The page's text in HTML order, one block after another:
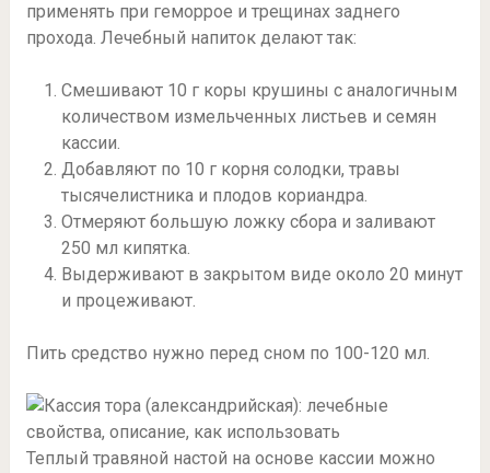
применять при геморрое и трещинах заднего
прохода. Лечебный напиток делают так:
Смешивают 10 г коры крушины с аналогичным
количеством измельченных листьев и семян
кассии.
Добавляют по 10 г корня солодки, травы
тысячелистника и плодов кориандра.
Отмеряют большую ложку сбора и заливают
250 мл кипятка.
Выдерживают в закрытом виде около 20 минут
и процеживают.
Пить средство нужно перед сном по 100-120 мл.
Теплый травяной настой на основе кассии можно